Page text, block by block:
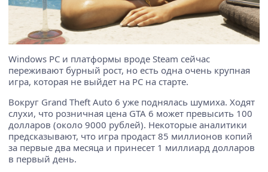
Windows PC и платформы вроде Steam сейчас
переживают бурный рост, но есть одна очень крупная
игра, которая не выйдет на PC на старте.
Вокруг Grand Theft Auto 6 уже поднялась шумиха. Ходят
слухи, что розничная цена GTA 6 может превысить 100
долларов (около 9000 рублей). Некоторые аналитики
предсказывают, что игра продаст 85 миллионов копий
за первые два месяца и принесет 1 миллиард долларов
в первый день.